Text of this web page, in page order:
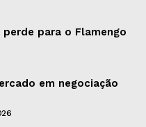
para o Flamengo
em negociação